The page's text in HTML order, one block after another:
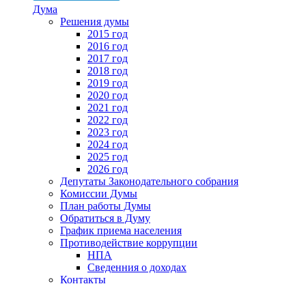
Дума
Решения думы
2015 год
2016 год
2017 год
2018 год
2019 год
2020 год
2021 год
2022 год
2023 год
2024 год
2025 год
2026 год
Депутаты Законодательного собрания
Комиссии Думы
План работы Думы
Обратиться в Думу
График приема населения
Противодействие коррупции
НПА
Сведенния о доходах
Контакты